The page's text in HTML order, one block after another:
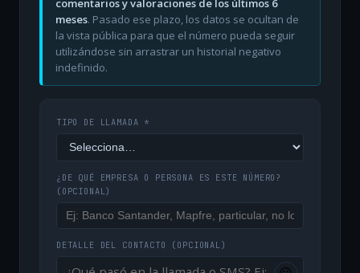
comentarios y valoraciones de los últimos 6
meses. Pasado ese plazo, los datos se ocultan de
la vista pública para que el número pueda seguir
utilizándose sin arrastrar un historial negativo
indefinido.
TIPO DE LLAMADA *
¿DE QUÉ EMPRESA O PERSONA ES ESTE NÚMERO?
(OPCIONAL)
DETALLE DEL CONTACTO (OPCIONAL)